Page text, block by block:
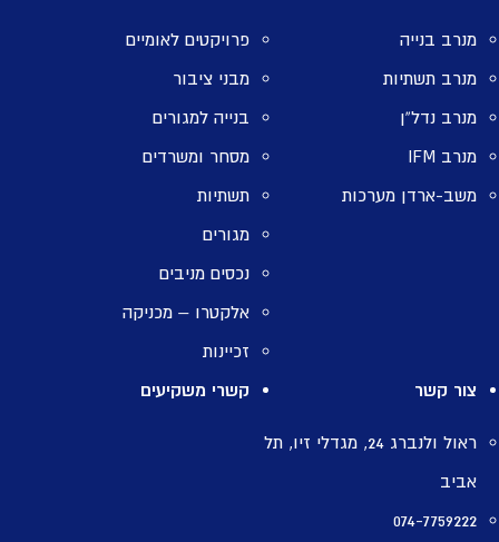
מנרב בנייה
מנרב תשתיות
מנרב נדל”ן
מנרב IFM
משב-ארדן מערכות
פרויקטים לאומיים
מבני ציבור
בנייה למגורים
מסחר ומשרדים
תשתיות
מגורים
נכסים מניבים
אלקטרו – מכניקה
זכיינות
צור קשר
ראול ולנברג 24, מגדלי זיו, תל
אביב
074-7759222
קשרי משקיעים